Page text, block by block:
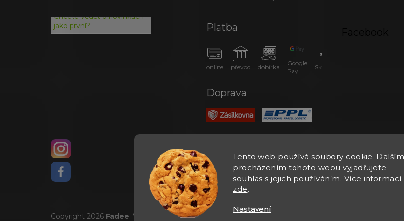
Tento web používá soubory cookie. Dalším
procházením tohoto webu vyjadřujete
souhlas s jejich používáním. Více informací
zde.
Nastavení
Chcete vědět o novinkách
jako první?
Platba
online převod dobírka
Google
Pay
SkipPay
Doprava
Copyright 2026 Fadee. Všechna práva vyhrazena.